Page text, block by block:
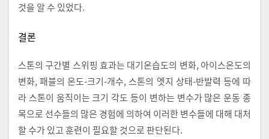
것을 알 수 있었다.
결론
스톤의 구간별 스위핑 효과는 대기온습도의 변화, 아이스온도의
변화, 패블의 온도-크기-개수, 스톤의 엣지 상태-반발력 등에 따
라 스톤이 움직이는 크기 각도 등이 변하는 변수가 많은 운동 종
목으로 선수들의 많은 경험에 의하여 이러한 변수들에 대해 대처
할 수가 있고 훈련이 필요할 것으로 판단된다.